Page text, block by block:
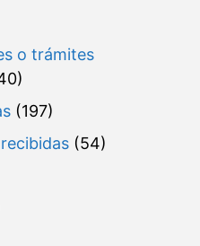
o trámites
(197)
(54)